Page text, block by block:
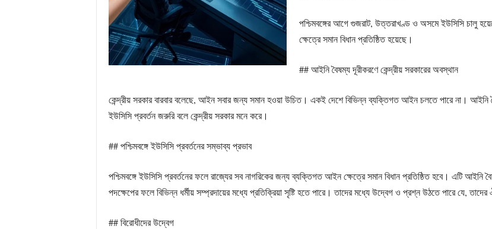
পশ্চিমবঙ্গের আগে গুজরাট, উত্তরাখণ্ড ও অসমে ইউসিসি চালু
ক্ষেত্রে সমান বিধান প্রতিষ্ঠিত হয়েছে।
## আইনি বৈষম্য দূরীকরণে কেন্দ্রীয় সরকারের অবস্থান
কেন্দ্রীয় সরকার বারবার বলেছে, আইন সবার জন্য সমান হওয়া উচিত। একই দেশে বিভিন্ন ব্যক্তিগত আইন চলতে পারে না।
ইউসিসি প্রবর্তন জরুরি বলে কেন্দ্রীয় সরকার মনে করে।
## পশ্চিমবঙ্গে ইউসিসি প্রবর্তনের সম্ভাব্য প্রভাব
পশ্চিমবঙ্গে ইউসিসি প্রবর্তনের ফলে রাজ্যের সব নাগরিকের জন্য ব্যক্তিগত আইন ক্ষেত্রে সমান বিধান প্রতিষ্ঠিত হবে। এটি আইনি
পদক্ষেপের ফলে বিভিন্ন ধর্মীয় সম্প্রদায়ের মধ্যে প্রতিক্রিয়া সৃষ্টি হতে পারে। তাদের মধ্যে উদ্বেগ ও প্রশ্ন উঠতে পারে যে,
## বিরোধীদের উদ্বেগ